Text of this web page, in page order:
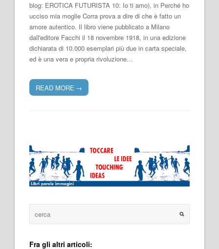
blog: EROTICA FUTURISTA 10: Io ti amo), in Perché ho
ucciso mia moglie Corra prova a dire di che è fatto un
amore autentico. Il libro viene pubblicato a Milano
dall'editore Facchi il 18 novembre 1918, in una edizione
dichiarata di 10.000 esemplari più due in carta speciale,
ed è una vera e propria rivoluzione…
READ MORE →
Fra gli altri articoli: